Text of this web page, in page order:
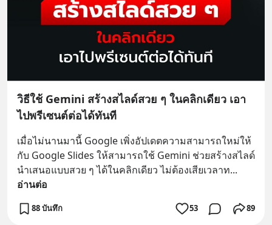
วิธีใช้ Gemini สร้างสไลด์สวย ๆ ในคลิกเดียว เอา
ไปพรีเซนต์ต่อได้ทันที
เมื่อไม่นานมานี้ Google เพิ่งอัปเดตความสามารถใหม่ให้
กับ Google Slides ให้สามารถใช้ Gemini ช่วยสร้างสไลด์
นำเสนอแบบสวย ๆ ได้ในคลิกเดียว ไม่ต้องเสียเวลาท
อ่านต่อ
88 บันทึก 53 89